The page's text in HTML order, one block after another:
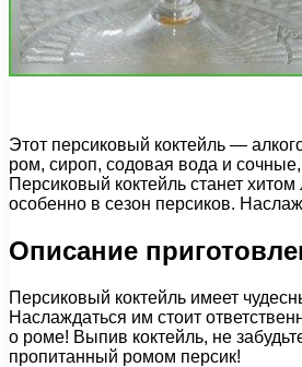
Этот персиковый коктейль —
ром, сироп, содовая вода и
Персиковый коктейль станет
особенно в сезон персиков.
Описание
Персиковый коктейль имеет
Наслаждаться им стоит
о роме! Выпив коктейль, не
пропитанный ромом персик!